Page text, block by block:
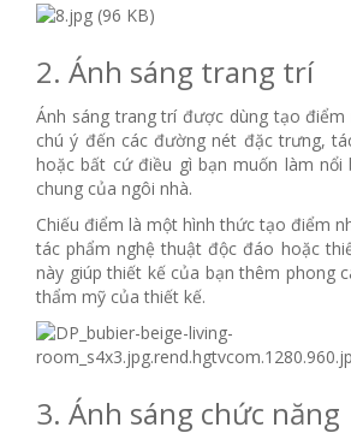
2. Ánh sáng trang trí
Ánh sáng trang trí được dùng tạo
chú ý đến các đường nét đặc trưng,
hoặc bất cứ điều gì bạn muốn làm
chung của ngôi nhà.
Chiếu điểm là một hình thức tạo điểm
tác phẩm nghệ thuật độc đáo hoặc
này giúp thiết kế của bạn thêm phong
thẩm mỹ của thiết kế.
3. Ánh sáng chức năng